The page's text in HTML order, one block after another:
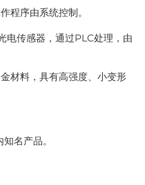
程序由系统控制。
电传感器，通过PLC处理，由
材料，具有高强度、小变形
名产品。